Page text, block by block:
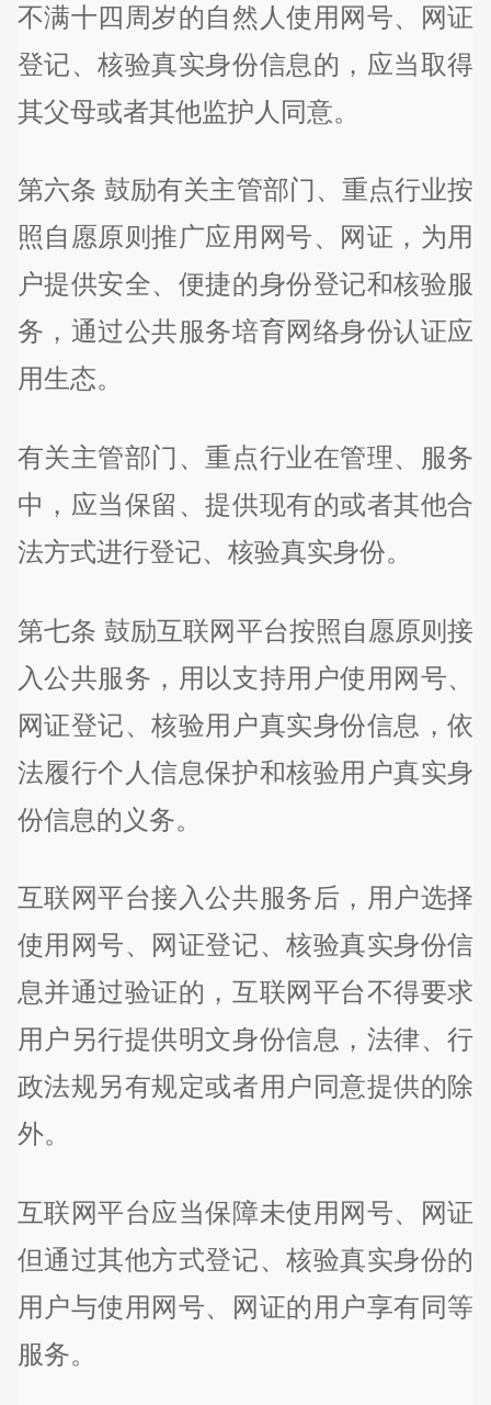
不满十四周岁的自然人使用网号、网证
登记、核验真实身份信息的，应当取得
其父母或者其他监护人同意。
第六条 鼓励有关主管部门、重点行业按
照自愿原则推广应用网号、网证，为用
户提供安全、便捷的身份登记和核验服
务，通过公共服务培育网络身份认证应
用生态。
有关主管部门、重点行业在管理、服务
中，应当保留、提供现有的或者其他合
法方式进行登记、核验真实身份。
第七条 鼓励互联网平台按照自愿原则接
入公共服务，用以支持用户使用网号、
网证登记、核验用户真实身份信息，依
法履行个人信息保护和核验用户真实身
份信息的义务。
互联网平台接入公共服务后，用户选择
使用网号、网证登记、核验真实身份信
息并通过验证的，互联网平台不得要求
用户另行提供明文身份信息，法律、行
政法规另有规定或者用户同意提供的除
外。
互联网平台应当保障未使用网号、网证
但通过其他方式登记、核验真实身份的
用户与使用网号、网证的用户享有同等
服务。